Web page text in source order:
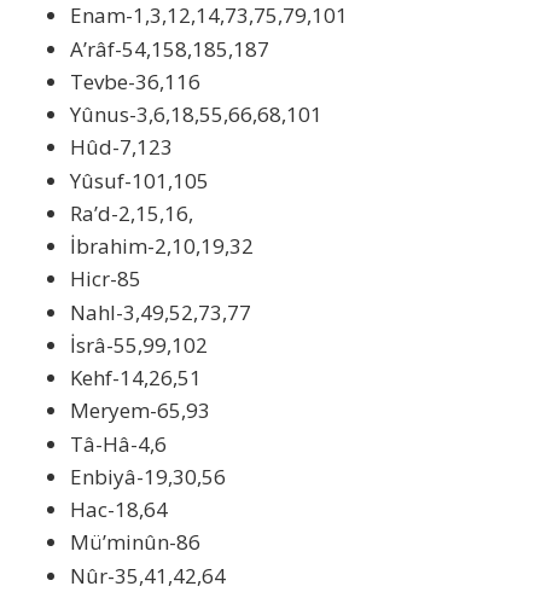
Enam-1,3,12,14,73,75,79,101
A’râf-54,158,185,187
Tevbe-36,116
Yûnus-3,6,18,55,66,68,101
Hûd-7,123
Yûsuf-101,105
Ra’d-2,15,16,
İbrahim-2,10,19,32
Hicr-85
Nahl-3,49,52,73,77
İsrâ-55,99,102
Kehf-14,26,51
Meryem-65,93
Tâ-Hâ-4,6
Enbiyâ-19,30,56
Hac-18,64
Mü’minûn-86
Nûr-35,41,42,64